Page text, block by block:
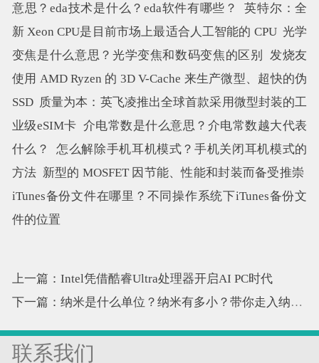
意思？eda技术是什么？eda软件有哪些？
英特尔：全
新 Xeon CPU是目前市场上最适合人工智能的 CPU 光学
变焦是什么意思？光学变焦和数码变焦的区别
发烧友
使用 AMD Ryzen 的 3D V-Cache 来生产微型、超快的伪
SSD 质量为本：英飞凌推出全球首款采用微型封装的工
业级eSIM卡 介电常数是什么意思？介电常数越大代表
什么？
怎么解除手机耳机模式？手机关闭耳机模式的
方法 新型的 MOSFET 因节能、性能和封装而备受推崇
iTunes备份文件在哪里？不同操作系统下iTunes备份文
件的位置
上一篇：Intel凭借酷睿Ultra处理器开启AI PC时代
下一篇：纳米是什么单位？纳米有多小？带你走入纳米的世界
联系我们